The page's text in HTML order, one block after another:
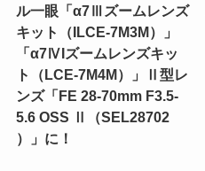
ル一眼「α7Ⅲズームレンズ
キット（ILCE-7M3M）」
「α7ⅣIズームレンズキッ
ト（LCE-7M4M）」Ⅱ型レ
ンズ「FE 28-70mm F3.5-
5.6 OSS Ⅱ（SEL28702
）」に！